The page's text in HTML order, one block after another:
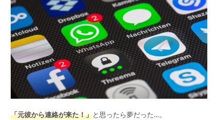
「元彼から連絡が来た！」と思ったら夢だった…。